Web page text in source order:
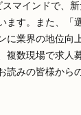
マインドで、
ます。また、「
に業界の地位向
複数現場で求人
読みの皆様から